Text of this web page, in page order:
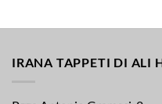
IRANA TAPPETI DI ALI